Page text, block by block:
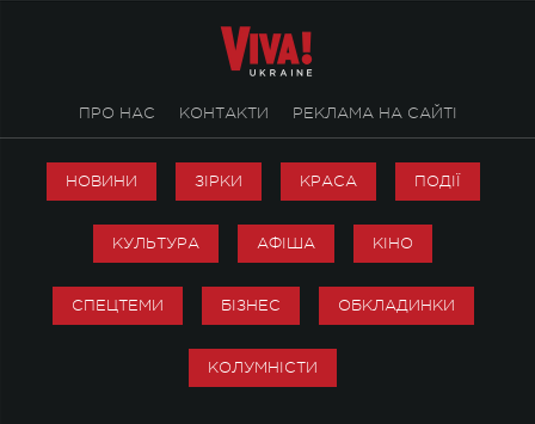
ПРО НАС КОНТАКТИ РЕКЛАМА НА САЙТІ
НОВИНИ ЗІРКИ КРАСА ПОДІЇ
КУЛЬТУРА АФІША КІНО
СПЕЦТЕМИ БІЗНЕС ОБКЛАДИНКИ
КОЛУМНІСТИ